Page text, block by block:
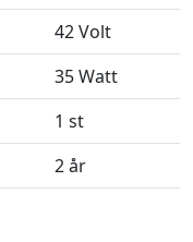
42 Volt
35 Watt
1 st
2 år